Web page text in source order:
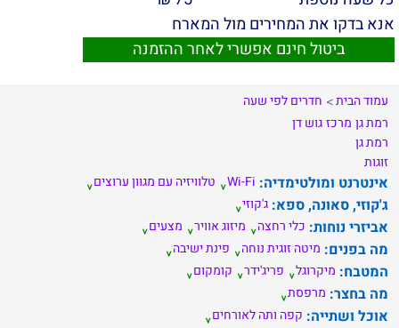
אנא בדקו את המחירים מול המארח
ביטול חינם אפשרי לאחר ההזמנה
עמוד הבית
חדרים לפי שעה
רמת גן מרכזגוש דן
רמת גן
זוגות
אינטרנט ומולטימדיה: Wi-Fi טלוויזיה עם מגוון ערוצים
ג'קוזי, סאונה, ספא: ג'קוזי
אביזרי נוחות: כלי רחצה מיזוג אוויר מצעים
מה בפנים: מיטה זוגית נוחה פינת ישיבה
המטבח: מיקרוגל פריג'ידר קומקום
מה בחצר: מרפסת
אוכל ושתייה: קפה ותה לאורחים